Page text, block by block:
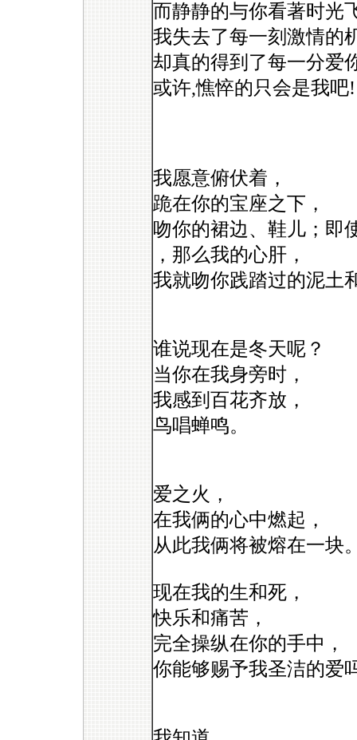
而静静的与你看著时光
我失去了每一刻激情的
却真的得到了每一分爱
或许,憔悴的只会是我吧!
我愿意俯伏着，
跪在你的宝座之下，
吻你的裙边、鞋儿；即
，那么我的心肝，
我就吻你践踏过的泥
谁说现在是冬天呢？
当你在我身旁时，
我感到百花齐放，
鸟唱蝉鸣。
爱之火，
在我俩的心中燃起，
从此我俩将被熔在一块
现在我的生和死，
快乐和痛苦，
完全操纵在你的手中，
你能够赐予我圣洁的爱